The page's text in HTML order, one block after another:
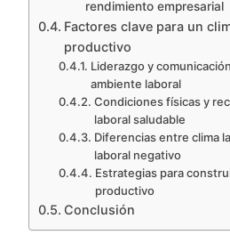
rendimiento empresarial
Factores clave para un
productivo
Liderazgo y
ambiente laboral
Condiciones físicas y
laboral saludable
Diferencias entre clima
laboral negativo
Estrategias para
productivo
Conclusión